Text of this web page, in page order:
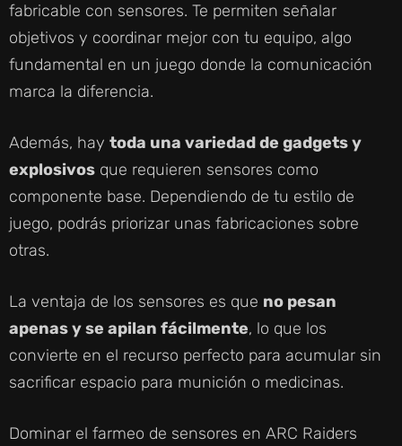
fabricable con sensores. Te permiten señalar
objetivos y coordinar mejor con tu equipo, algo
fundamental en un juego donde la comunicación
marca la diferencia.
Además, hay toda una variedad de gadgets y
explosivos que requieren sensores como
componente base. Dependiendo de tu estilo de
juego, podrás priorizar unas fabricaciones sobre
otras.
La ventaja de los sensores es que no pesan
apenas y se apilan fácilmente, lo que los
convierte en el recurso perfecto para acumular sin
sacrificar espacio para munición o medicinas.
Dominar el farmeo de sensores en ARC Raiders